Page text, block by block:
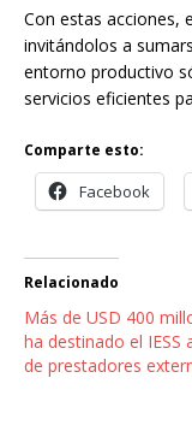
Con estas acciones,
invitándolos a
entorno productivo
servicios eficientes
Comparte esto:
Facebook
Relacionado
Más de USD 400
ha destinado el IESS
de prestadores